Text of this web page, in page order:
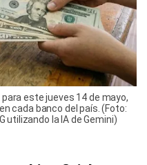
este jueves 14 de mayo,
cada banco del país. (Foto:
utilizando la IA de Gemini)